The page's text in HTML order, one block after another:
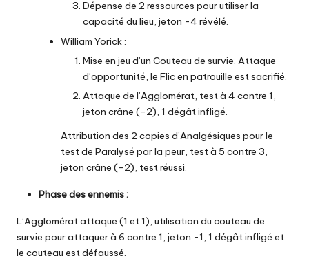
Dépense de 2 ressources pour utiliser la
capacité du lieu, jeton -4 révélé.
William Yorick :
Mise en jeu d’un Couteau de survie. Attaque
d’opportunité, le Flic en patrouille est sacrifié.
Attaque de l’Agglomérat, test à 4 contre 1,
jeton crâne (-2), 1 dégât infligé.
Attribution des 2 copies d’Analgésiques pour le
test de Paralysé par la peur, test à 5 contre 3,
jeton crâne (-2), test réussi.
Phase des ennemis :
L’Agglomérat attaque (1 et 1), utilisation du couteau de
survie pour attaquer à 6 contre 1, jeton -1, 1 dégât infligé et
le couteau est défaussé.